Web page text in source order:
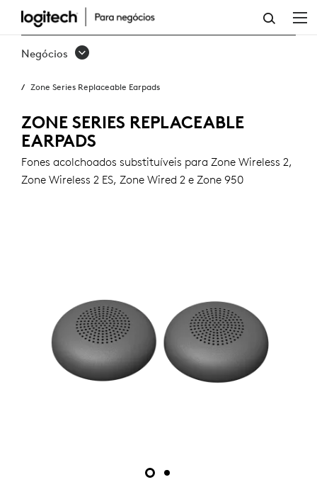
FONES
ACOLCHOADOS
DA
SÉRIE
ZONE
Negócios
Zone Series Replaceable Earpads
ZONE SERIES REPLACEABLE
EARPADS
Fones acolchoados substituíveis para Zone Wireless 2,
Zone Wireless 2 ES, Zone Wired 2 e Zone 950